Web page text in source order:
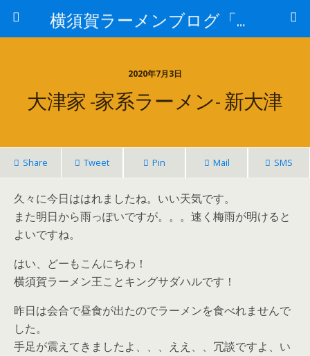
横須賀ラーメンブログ「さだはる」
2020年7月3日
大津家 -家系ラーメン- 新大津
Share Tweet Pin Mail SMS
久々に今日ははれましたね。いい天気です。
また明日から雨っぽいですが。。。速く梅雨が明けると
よいですね。
はい、どーもこんにちわ！
横須賀ラーメン王ことキングサダハルです！
昨日は会合で昼食が出たのでラーメンを食べれませんで
した。
手足が震えてきましたよ、、、ええ、、冗談ですよ、い